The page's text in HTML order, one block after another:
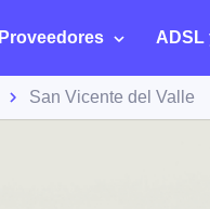
Proveedores ADSL
San Vicente del Valle